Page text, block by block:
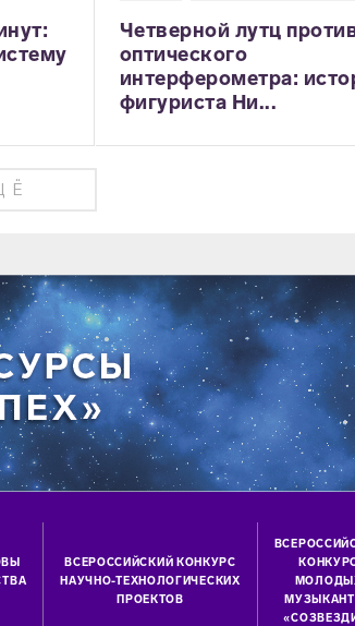
Четверной лутц
оптического
интерферометра:
фигуриста Ни...
ВСЕРОССИЙСКИЙ КОНКУРС
НАУЧНО-ТЕХНОЛОГИЧЕСКИХ
ПРОЕКТОВ